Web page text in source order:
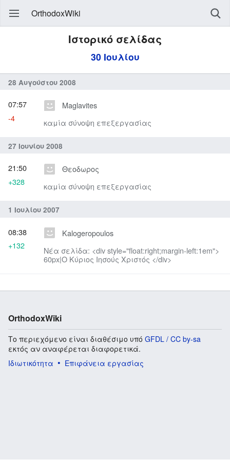
OrthodoxWiki
Ιστορικό σελίδας
30 Ιουλίου
28 Αυγούστου 2008
Maglavites
καμία σύνοψη επεξεργασίας
07:57
-4
27 Ιουνίου 2008
Θεοδωρος
καμία σύνοψη επεξεργασίας
21:50
+328
1 Ιουλίου 2007
Kalogeropoulos
Νέα σελίδα: <div style="float:right;margin-left:1em">
60px|Ο Κύριος Ιησούς Χριστός </div>
08:38
+132
OrthodoxWiki
Το περιεχόμενο είναι διαθέσιμο υπό GFDL / CC by-sa
εκτός αν αναφέρεται διαφορετικά.
Ιδιωτικότητα
Επιφάνεια εργασίας